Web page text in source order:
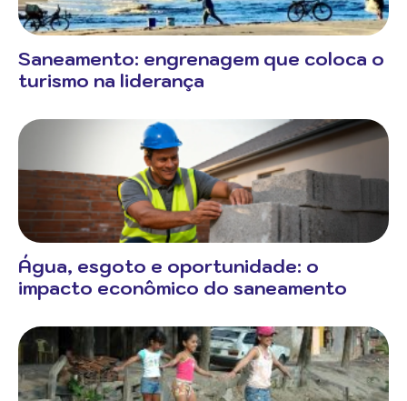
Saneamento: engrenagem que coloca o
turismo na liderança
Água, esgoto e oportunidade: o
impacto econômico do saneamento